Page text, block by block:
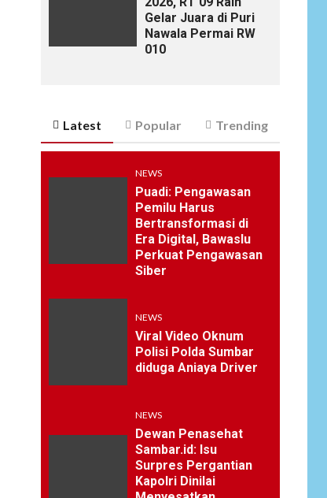
Gelar Juara di Puri
Nawala Permai RW
010
Latest Popular Trending
NEWS
Puadi: Pengawasan
Pemilu Harus
Bertransformasi di
Era Digital, Bawaslu
Perkuat Pengawasan
Siber
NEWS
Viral Video Oknum
Polisi Polda Sumbar
diduga Aniaya Driver
NEWS
Dewan Penasehat
Sambar.id: Isu
Surpres Pergantian
Kapolri Dinilai